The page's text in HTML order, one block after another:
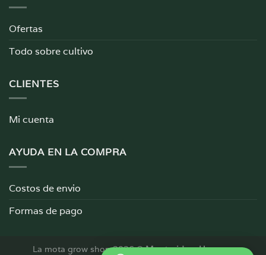
Ofertas
Todo sobre cultivo
CLIENTES
Mi cuenta
AYUDA EN LA COMPRA
Costos de envio
Formas de pago
La mota grow shop 2026 ©Montevideo, Uruguay